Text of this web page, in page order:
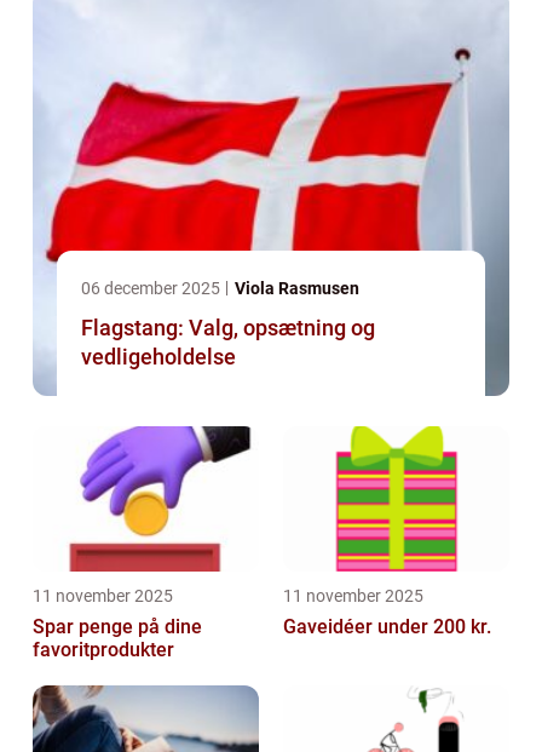
06 december 2025 Viola Rasmusen
Flagstang: Valg, opsætning og
vedligeholdelse
11 november 2025
Spar penge på dine
favoritprodukter
11 november 2025
Gaveidéer under 200 kr.